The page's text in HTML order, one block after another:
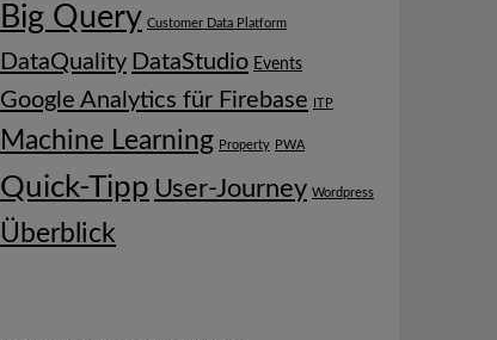
Big Query Customer Data Platform
DataQuality DataStudio Events
Google Analytics für Firebase ITP
Machine Learning Property PWA
Quick-Tipp User-Journey Wordpress
Überblick